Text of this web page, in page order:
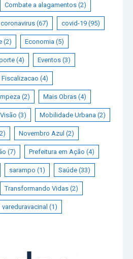
Combate a alagamentos (2)
coronavirus (67) covid-19 (95)
(2) Economia (5)
(4) Eventos (3)
Fiscalizacao (4)
(2) Mais Obras (4)
(3) Mobilidade Urbana (2)
Novembro Azul (2)
(7) Prefeitura em Ação (4)
sarampo (1) Saúde (33)
Transformando Vidas (2)
vareduravacinal (1)